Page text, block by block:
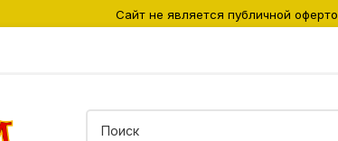
Сайт не является публичной